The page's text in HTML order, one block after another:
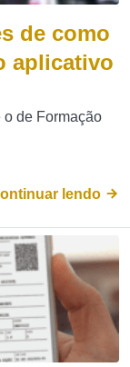
de como
aplicativo
o de Formação
lendo